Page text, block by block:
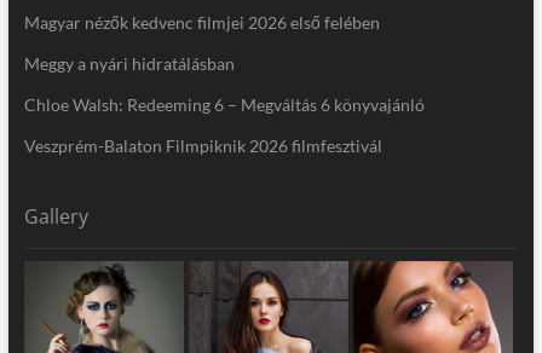
Magyar nézők kedvenc filmjei 2026 első felében
Meggy a nyári hidratálásban
Chloe Walsh: Redeeming 6 – Megváltás 6 könyvajánló
Veszprém-Balaton Filmpiknik 2026 filmfesztivál
Gallery